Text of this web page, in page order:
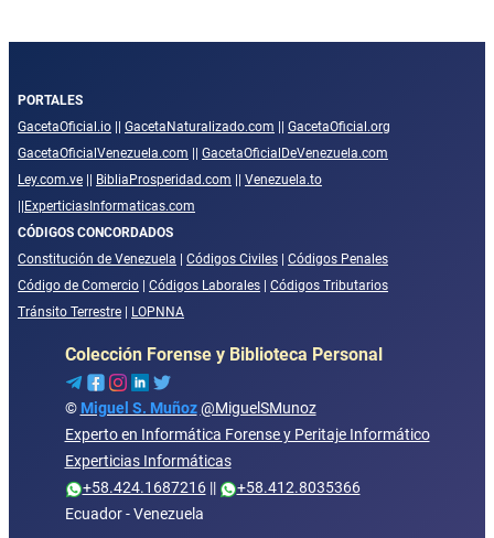
PORTALES
GacetaOficial.io
GacetaNaturalizado.com
GacetaOficial.org
GacetaOficialVenezuela.com
GacetaOficialDeVenezuela.com
Ley.com.ve
BibliaProsperidad.com
Venezuela.to
ExperticiasInformaticas.com
CÓDIGOS CONCORDADOS
Constitución de Venezuela
Códigos Civiles
Códigos Penales
Código de Comercio
Códigos Laborales
Códigos Tributarios
Tránsito Terrestre
LOPNNA
Colección Forense y Biblioteca Personal
© Miguel S. Muñoz @MiguelSMunoz
Experto en Informática Forense y Peritaje Informático
Experticias Informáticas
+58.424.1687216||
+58.412.8035366
Ecuador - Venezuela